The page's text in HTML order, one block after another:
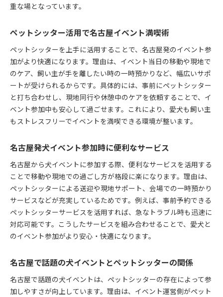
重な場となっています。
ペットシッター活用で名古屋イベント満喫術
ペットシッターを上手に活用することで、名古屋発のイベント参
加がより快適になります。理由は、イベント当日の移動や現地で
のケア、飼い主が手を離したい時の一時預かりなど、幅広いサポ
ートが受けられるからです。具体的には、事前にペットシッター
と打ち合わせし、現地同行や休憩中のケアを依頼することで、イ
ベント参加中も安心して過ごせます。これにより、愛犬も飼い主
もストレスフリーでイベントを満喫できる環境が整います。
名古屋発犬イベント参加時に便利なサービス
名古屋から犬イベントに参加する際、便利なサービスを活用する
ことで移動や現地での過ごし方が格段に楽になります。理由は、
ペットシッターによる送迎や現地サポート、会場での一時預かり
サービスなどが充実しているためです。例えば、事前予約できる
ペットシッターサービスを活用すれば、急なトラブル時も迅速に
対応可能です。こうしたサービスを組み合わせることで、愛犬と
のイベント参加がより安心・快適になります。
名古屋で話題の犬イベントとペットシッターの関係
名古屋で話題の犬イベントは、ペットシッターの存在によって参
加しやすさが向上しています。理由は、イベント運営側がペット